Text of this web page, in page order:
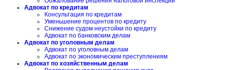
Адвокат по кредитам
Консультация по кредитам
Уменьшение процентов по кредиту
Снижение судом неустойки по кредиту
Адвокат по банковским делам
Адвокат по уголовным делам
Адвокат по уголовным делам
Адвокат по экономическим преступлениям
Адвокат по хозяйственным делам